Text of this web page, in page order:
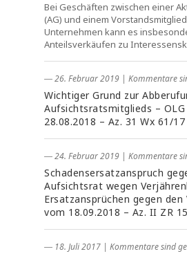
Bei Geschäften zwischen einer
(AG) und einem
Unternehmen kann es
Anteilsverkäufen zu
― 26. Februar 2019 | Kommentare
Wichtiger Grund zur
Aufsichtsratsmitglieds –
28.08.2018 – Az. 31 Wx 61/17
― 24. Februar 2019 | Kommentare
Schadensersatzanspruch
Aufsichtsrat wegen
Ersatzansprüchen gegen den
vom 18.09.2018 – Az. II ZR
― 18. Juli 2017 | Kommentare sind